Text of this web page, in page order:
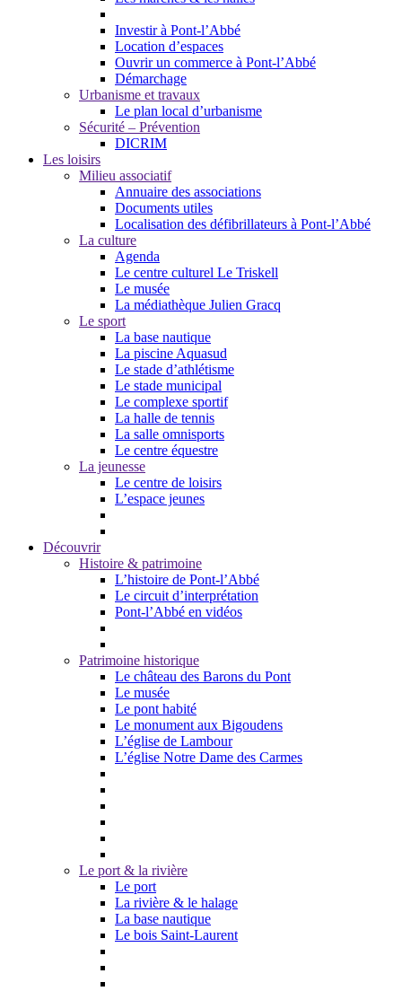
Investir à Pont-l’Abbé
Location d’espaces
Ouvrir un commerce à Pont-l’Abbé
Démarchage
Urbanisme et travaux
Le plan local d’urbanisme
Sécurité – Prévention
DICRIM
Les loisirs
Milieu associatif
Annuaire des associations
Documents utiles
Localisation des défibrillateurs à Pont-l’Abbé
La culture
Agenda
Le centre culturel Le Triskell
Le musée
La médiathèque Julien Gracq
Le sport
La base nautique
La piscine Aquasud
Le stade d’athlétisme
Le stade municipal
Le complexe sportif
La halle de tennis
La salle omnisports
Le centre équestre
La jeunesse
Le centre de loisirs
L’espace jeunes
Découvrir
Histoire & patrimoine
L’histoire de Pont-l’Abbé
Le circuit d’interprétation
Pont-l’Abbé en vidéos
Patrimoine historique
Le château des Barons du Pont
Le musée
Le pont habité
Le monument aux Bigoudens
L’église de Lambour
L’église Notre Dame des Carmes
Le port & la rivière
Le port
La rivière & le halage
La base nautique
Le bois Saint-Laurent